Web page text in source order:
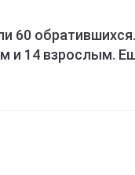
60 обратившихся.
и 14 взрослым.